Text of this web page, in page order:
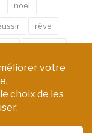
noel
rêve
thérapie